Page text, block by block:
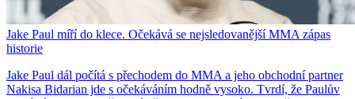
Jake Paul míří do klece. Očekává se nejsledovanější MMA zápas
historie
Jake Paul dál počítá s přechodem do MMA a jeho obchodní partner
Nakisa Bidarian jde s očekáváním hodně vysoko. Tvrdí, že Paulův